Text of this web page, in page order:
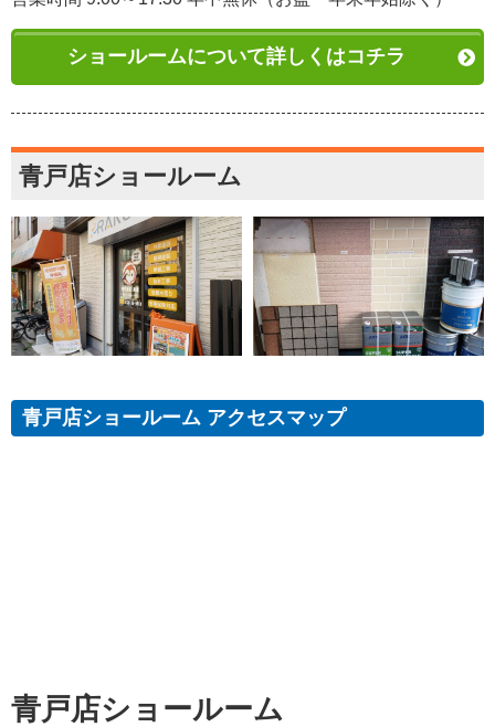
ショールームについて詳しくはコチラ
青戸店ショールーム
青戸店ショールーム アクセスマップ
青戸店ショールーム